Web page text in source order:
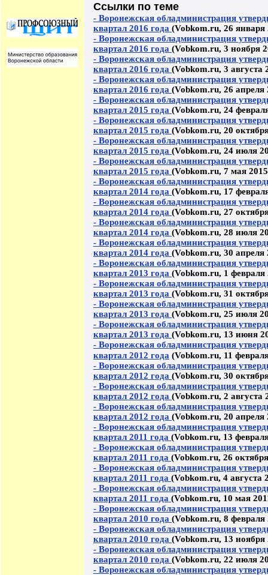
Ссылки по теме
- Воронежская обладминистрация
квартал 2016 года (Vobkom.ru, 26 января
- Воронежская обладминистрация
квартал 2016 года (Vobkom.ru, 3 ноября
- Воронежская обладминистрация
квартал 2016 года (Vobkom.ru, 3 августа
- Воронежская обладминистрация
квартал 2016 года (Vobkom.ru, 26 апреля
- Воронежская обладминистрация
квартал 2015 года (Vobkom.ru, 24
- Воронежская обладминистрация
квартал 2015 года (Vobkom.ru, 20
- Воронежская обладминистрация
квартал 2015 года (Vobkom.ru, 24 июля
- Воронежская обладминистрация
квартал 2015 года (Vobkom.ru, 7 мая
- Воронежская обладминистрация
квартал 2014 года (Vobkom.ru, 17
- Воронежская обладминистрация
квартал 2014 года (Vobkom.ru, 27
- Воронежская обладминистрация
квартал 2014 года (Vobkom.ru, 28 июля
- Воронежская обладминистрация
квартал 2014 года (Vobkom.ru, 30 апреля
- Воронежская обладминистрация
квартал 2013 года (Vobkom.ru, 1 февраля
- Воронежская обладминистрация
квартал 2013 года (Vobkom.ru, 31
- Воронежская обладминистрация
квартал 2013 года (Vobkom.ru, 25 июля
- Воронежская обладминистрация
квартал 2013 года (Vobkom.ru, 13 июня
- Воронежская обладминистрация
квартал 2012 года (Vobkom.ru, 11
- Воронежская обладминистрация
квартал 2012 года (Vobkom.ru, 30
- Воронежская обладминистрация
квартал 2012 года (Vobkom.ru, 2 августа
- Воронежская обладминистрация
квартал 2012 года (Vobkom.ru, 20 апреля
- Воронежская обладминистрация
квартал 2011 года (Vobkom.ru, 13
- Воронежская обладминистрация
квартал 2011 года (Vobkom.ru, 26
- Воронежская обладминистрация
квартал 2011 года (Vobkom.ru, 4 августа
- Воронежская обладминистрация
квартал 2011 года (Vobkom.ru, 10 мая
- Воронежская обладминистрация
квартал 2010 года (Vobkom.ru, 8 февраля
- Воронежская обладминистрация
квартал 2010 года (Vobkom.ru, 13 ноября
- Воронежская обладминистрация
квартал 2010 года (Vobkom.ru, 22 июля
- Воронежская обладминистрация